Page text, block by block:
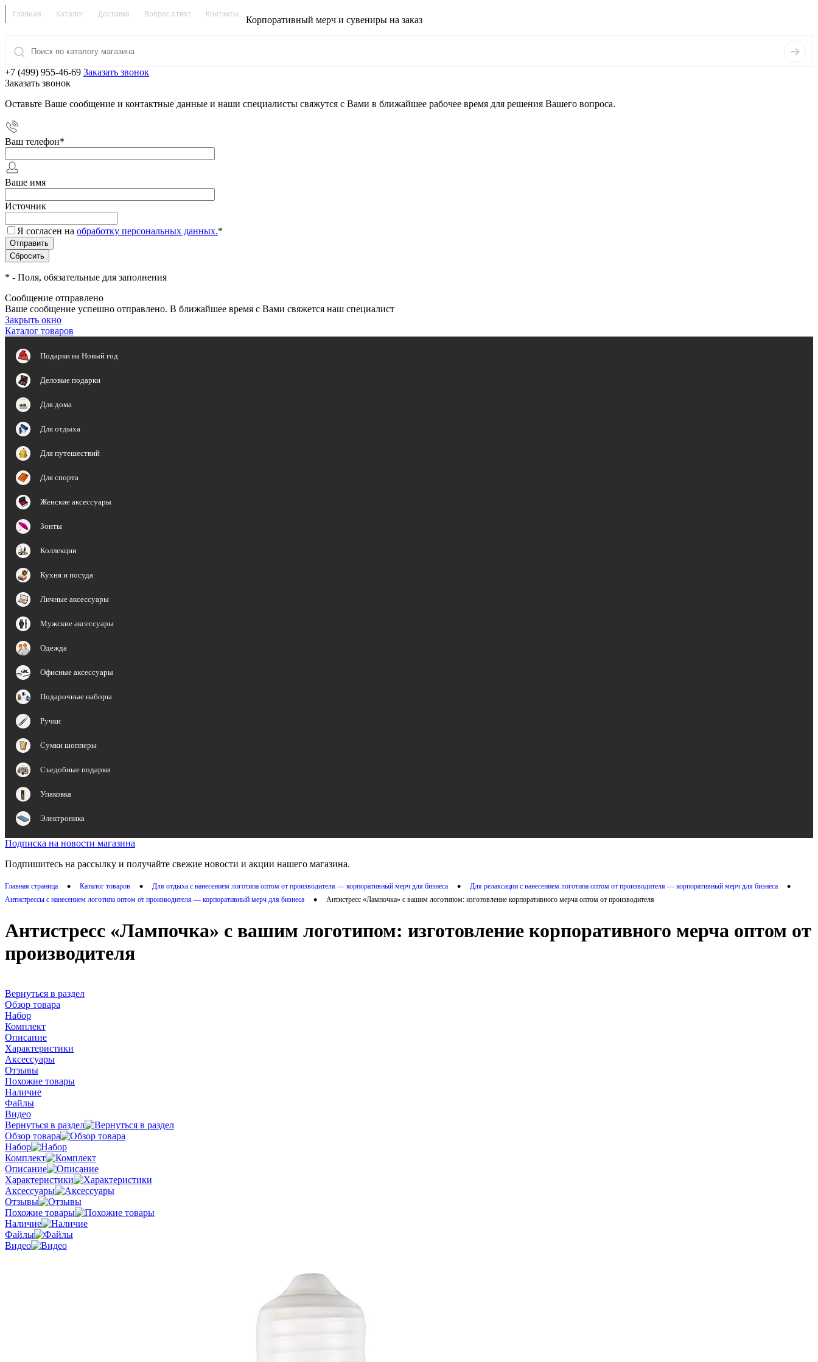
Главная Каталог Доставка Вопрос ответ Контакты
Корпоративный мерч и сувениры на заказ
+7 (499) 955-46-69 Заказать звонок
Заказать звонок
Оставьте Ваше сообщение и контактные данные и наши специалисты свяжутся с Вами в ближайшее рабочее время для решения Вашего вопроса.
Ваш телефон*
Ваше имя
Источник
Я согласен на обработку персональных данных.*
* - Поля, обязательные для заполнения
Сообщение отправлено
Ваше сообщение успешно отправлено. В ближайшее время с Вами свяжется наш специалист
Закрыть окно
Каталог товаров
Подарки на Новый год
Деловые подарки
Для дома
Для отдыха
Для путешествий
Для спорта
Женские аксессуары
Зонты
Коллекции
Кухня и посуда
Личные аксессуары
Мужские аксессуары
Одежда
Офисные аксессуары
Подарочные наборы
Ручки
Сумки шопперы
Съедобные подарки
Упаковка
Электроника
Подписка на новости магазина
Подпишитесь на рассылку и получайте свежие новости и акции нашего магазина.
Главная страница • Каталог товаров • Для отдыха с нанесением логотипа оптом от производителя — корпоративный мерч для бизнеса • Для релаксации с нанесением логотипа оптом от производителя — корпоративный мерч для бизнеса •
Антистрессы с нанесением логотипа оптом от производителя — корпоративный мерч для бизнеса • Антистресс «Лампочка» с вашим логотипом: изготовление корпоративного мерча оптом от производителя
Антистресс «Лампочка» с вашим логотипом: изготовление корпоративного мерча оптом от
производителя
Вернуться в раздел
Обзор товара
Набор
Комплект
Описание
Характеристики
Аксессуары
Отзывы
Похожие товары
Наличие
Файлы
Видео
Вернуться в раздел
Обзор товара
Набор
Комплект
Описание
Характеристики
Аксессуары
Отзывы
Похожие товары
Наличие
Файлы
Видео